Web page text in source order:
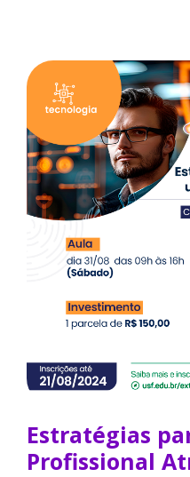
Estratégias
Profissional